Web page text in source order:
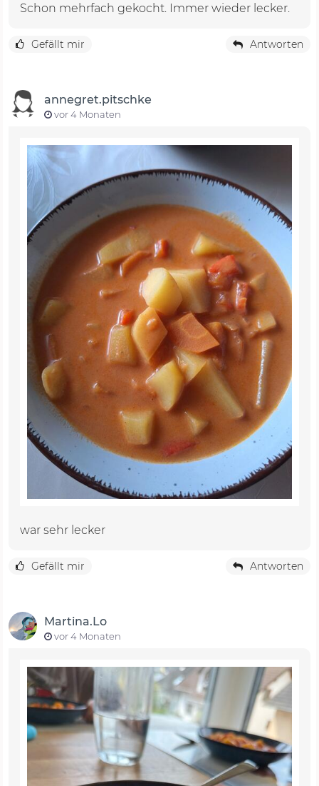
Schon mehrfach gekocht. Immer wieder lecker.
Gefällt mir Antworten
annegret.pitschke
vor 4 Monaten
war sehr lecker
Gefällt mir Antworten
Martina.Lo
vor 4 Monaten